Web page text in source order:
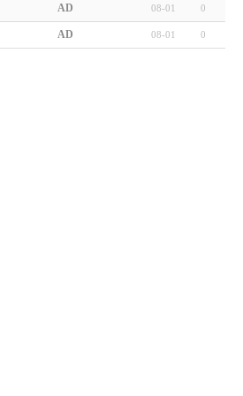
AD 08-01 0
AD 08-01 0